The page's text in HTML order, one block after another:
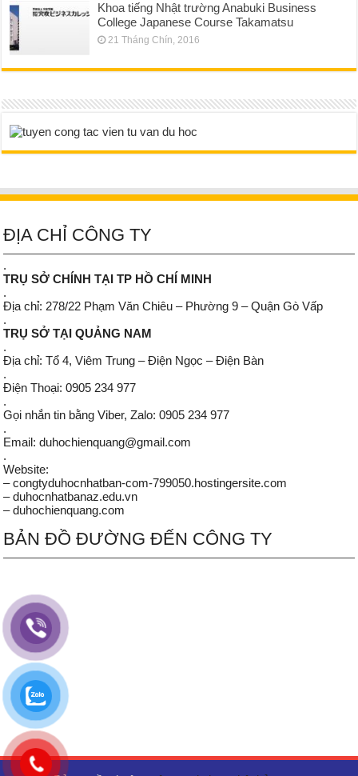
Khoa tiếng Nhật trường Anabuki Business
College Japanese Course Takamatsu
21 Tháng Chín, 2016
ĐỊA CHỈ CÔNG TY
.
TRỤ SỞ CHÍNH TẠI TP HỒ CHÍ MINH
.
Địa chỉ: 278/22 Phạm Văn Chiêu – Phường 9 – Quận Gò Vấp
.
TRỤ SỞ TẠI QUẢNG NAM
.
Địa chỉ: Tổ 4, Viêm Trung – Điện Ngọc – Điện Bàn
.
Điện Thoại: 0905 234 977
.
Gọi nhắn tin bằng Viber, Zalo: 0905 234 977
.
Email: duhochienquang@gmail.com
.
Website:
– congtyduhocnhatban-com-799050.hostingersite.com
– duhocnhatbanaz.edu.vn
– duhochienquang.com
BẢN ĐỒ ĐƯỜNG ĐẾN CÔNG TY